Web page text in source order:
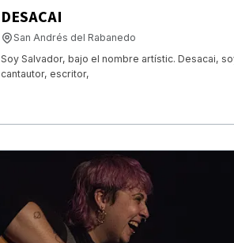
DESACAI
San Andrés del Rabanedo
Soy Salvador, bajo el nombre artístic. Desacai,
cantautor, escritor,